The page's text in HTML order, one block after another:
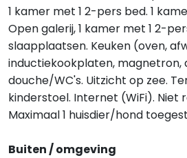
1 kamer met 1 2-pers bed. 1
Open galerij, 1 kamer met 1 2-
slaapplaatsen. Keuken (oven,
inductiekookplaten, magnetron,
douche/WC's. Uitzicht op zee.
kinderstoel. Internet (WiFi). Niet
Maximaal 1 huisdier/hond
Buiten / omgeving